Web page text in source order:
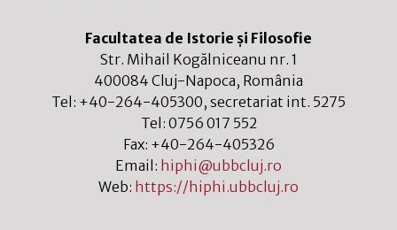
Facultatea de Istorie și Filosofie
Str. Mihail Kogălniceanu nr. 1
400084 Cluj-Napoca, România
Tel: +40-264-405300, secretariat int. 5275
Tel: 0756 017 552
Fax: +40-264-405326
Email: hiphi@ubbcluj.ro
Web: https://hiphi.ubbcluj.ro